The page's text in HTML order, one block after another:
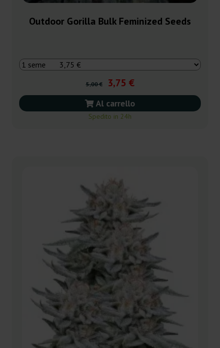
Outdoor Gorilla Bulk Feminized Seeds
5,00 € 3,75 €
Al carrello
Spedito in 24h